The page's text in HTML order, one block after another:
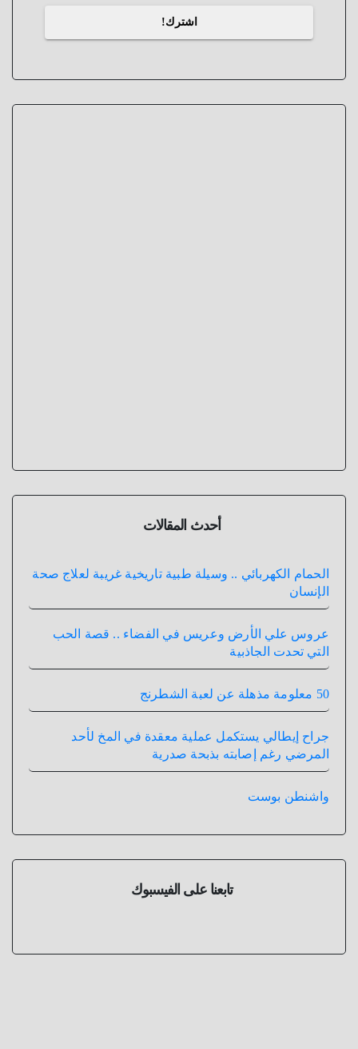
أحدث المقالات
الحمام الكهربائي .. وسيلة طبية تاريخية غريبة لعلاج صحة
الإنسان
عروس علي الأرض وعريس في الفضاء .. قصة الحب
التي تحدت الجاذبية
50 معلومة مذهلة عن لعبة الشطرنج
جراح إيطالي يستكمل عملية معقدة في المخ لأحد
المرضي رغم إصابته بذبحة صدرية
واشنطن بوست
تابعنا على الفيسبوك